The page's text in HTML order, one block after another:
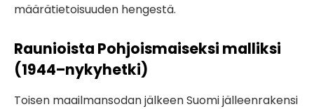
määrätietoisuuden hengestä.
Raunioista Pohjoismaiseksi malliksi
(1944–nykyhetki)
Toisen maailmansodan jälkeen Suomi jälleenrakensi